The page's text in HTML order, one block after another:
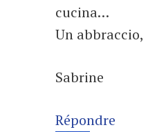
cucina…
Un abbraccio,
Sabrine
Répondre